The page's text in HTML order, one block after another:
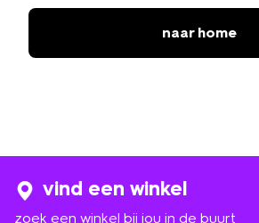
naar home
vind een winkel
zoek een winkel bij jou in de buurt